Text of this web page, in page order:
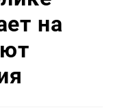
на